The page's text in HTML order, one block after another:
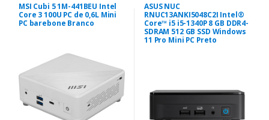
MSI Cubi 5 1M-441BEU Intel
Core 3 100U PC de 0,6L Mini
PC barebone Branco
ASUS NUC
RNUC13ANKI5048C2I Intel®
Core™ i5 i5-1340P 8 GB DDR4-
SDRAM 512 GB SSD Windows
11 Pro Mini PC Preto